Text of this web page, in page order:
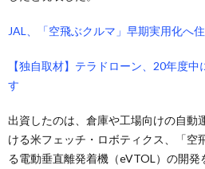
JAL、「空飛ぶクルマ」早期実用化へ
【独自取材】テラドローン、20年度
す
出資したのは、倉庫や工場向けの自動
ける米フェッチ・ロボティクス、「空
る電動垂直離発着機（eVTOL）の開発